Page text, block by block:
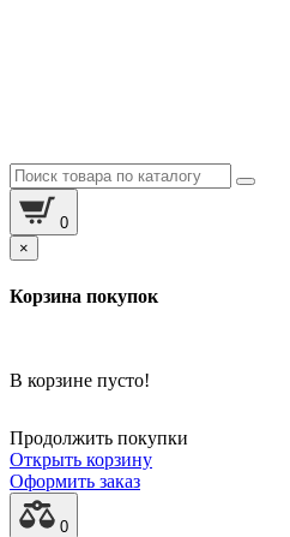
0
×
Корзина покупок
В корзине пусто!
Продолжить покупки
Открыть корзину
Оформить заказ
0